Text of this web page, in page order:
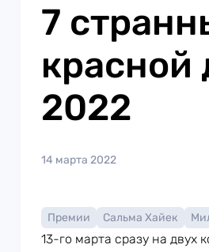
7
красной
2022
14 марта 2022
Премии Сальма Хайек
13-го марта сразу на двух